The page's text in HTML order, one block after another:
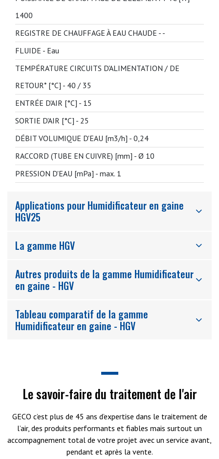
1400
REGISTRE DE CHAUFFAGE À EAU CHAUDE - -
FLUIDE - Eau
TEMPÉRATURE CIRCUITS D'ALIMENTATION / DE
RETOUR* [°C] - 40 / 35
ENTRÉE D'AIR [°C] - 15
SORTIE D'AIR [°C] - 25
DÉBIT VOLUMIQUE D'EAU [m3/h] - 0,24
RACCORD (TUBE EN CUIVRE) [mm] - Ø 10
PRESSION D'EAU [mPa] - max. 1
Applications pour Humidificateur en gaine
HGV25
La gamme HGV
Autres produits de la gamme Humidificateur
en gaine - HGV
Tableau comparatif de la gamme
Humidificateur en gaine - HGV
Le savoir-faire du traitement de l'air
GECO c’est plus de 45 ans d’expertise dans le traitement de
l’air, des produits performants et fiables mais surtout un
accompagnement total de votre projet avec un service avant,
pendant et après la vente.